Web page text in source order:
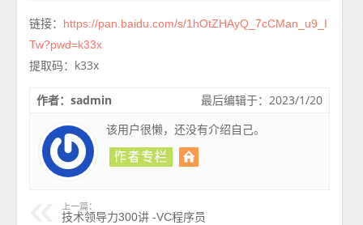
链接：
https://pan.baidu.com/s/1hOtZHAyQ_7cCMan_u9_I
Tw?pwd=k33x
提取码：k33x
最后编辑于：2023/1/20
作者：sadmin
该用户很懒，还没有介绍自己。
上一篇：
技术领导力300讲 -VC程序员